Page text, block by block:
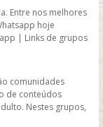
Entre nos melhores
hoje
| Links de grupos
Só os melhores
agora porque os
os grupos
na rede sociais
porque é tudo de
comunidades
de conteúdos
Nestes grupos,